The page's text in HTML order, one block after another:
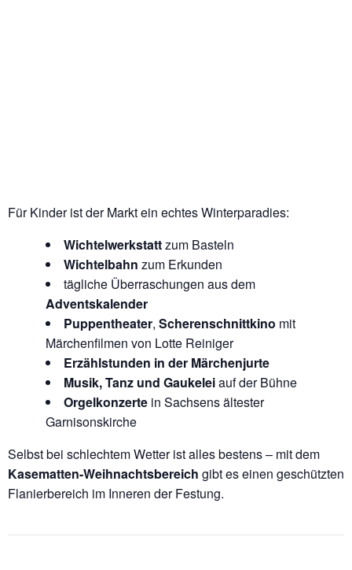
Für Kinder ist der Markt ein echtes Winterparadies:
Wichtelwerkstattzum Basteln
Wichtelbahn zum Erkunden
tägliche Überraschungen aus dem
Adventskalender
Puppentheater, Scherenschnittkino mit
Märchenfilmen von Lotte Reiniger
Erzählstunden in der Märchenjurte
Musik, Tanz und Gaukeleiauf der Bühne
Orgelkonzerte in Sachsens ältester
Garnisonskirche
Selbst bei schlechtem Wetter ist alles bestens – mit dem
Kasematten-Weihnachtsbereich gibt es einen geschützten
Flanierbereich im Inneren der Festung.